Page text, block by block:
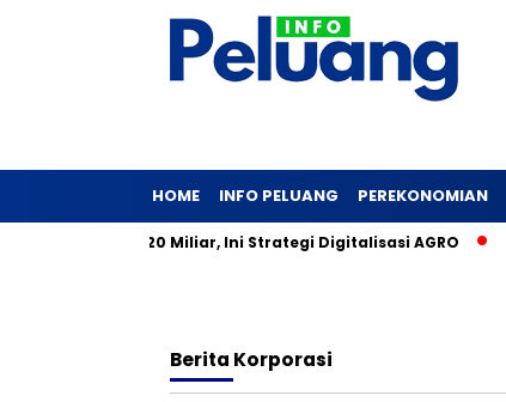
HOME INFO PELUANG PEREKONOMIAN
Saham Rp20 Miliar, Ini Strategi Digitalisasi AGRO
Berita Korporasi